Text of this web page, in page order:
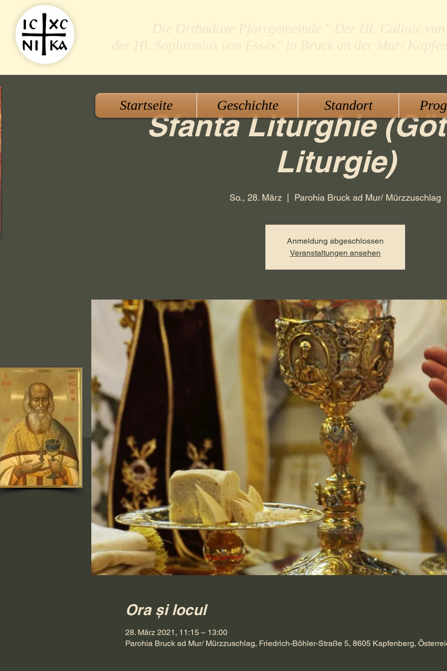
Sfanta Liturghie
Liturgie)
So., 28. März Parohia Bruck ad Mur/ Mürzzuschlag
Anmeldung abgeschlossen
Veranstaltungen ansehen
Ora și locul
28. März 2021, 11:15 – 13:00
Parohia Bruck ad Mur/ Mürzzuschlag, Friedrich-Böhler-Straße 5, 8605 Kapfenberg,
Startseite Geschichte Standort